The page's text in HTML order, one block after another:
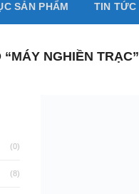
SẢN PHẨM TIN TỨC
NGHIỀN TRẠC”
(0)
(8)